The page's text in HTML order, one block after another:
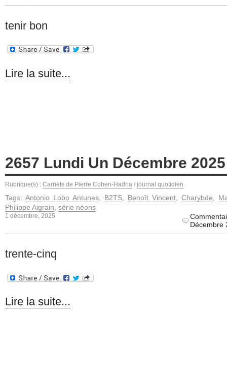
tenir bon
Lire la suite...
2657 Lundi Un Décembre 2025
Rubrique(s) : Carnets de Pierre Cohen-Hadria / journal quotidien
Tags: Antonio Lobo Antunes B2TS Benoît Vincent Charybde
Philippe Aigrain série néons
1 décembre, 2025
Décembre
trente-cinq
Lire la suite...